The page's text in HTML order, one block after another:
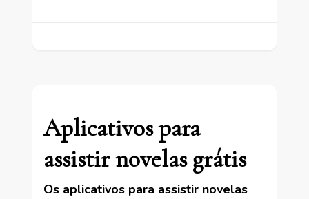
Aplicativos para
assistir novelas grátis
Os aplicativos para assistir novelas